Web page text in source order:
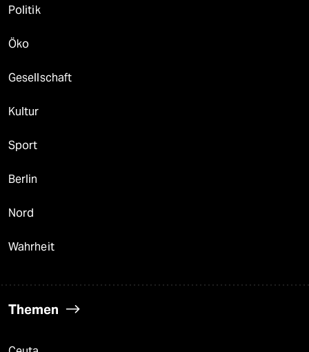
Politik
Öko
Gesellschaft
Kultur
Sport
Berlin
Nord
Wahrheit
Themen